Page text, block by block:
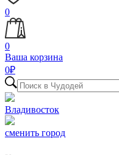
0
0
Ваша корзина
0₽
Владивосток
сменить город